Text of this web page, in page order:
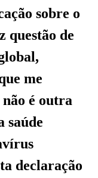
sobre o
questão de
me
é outra
saúde
declaração